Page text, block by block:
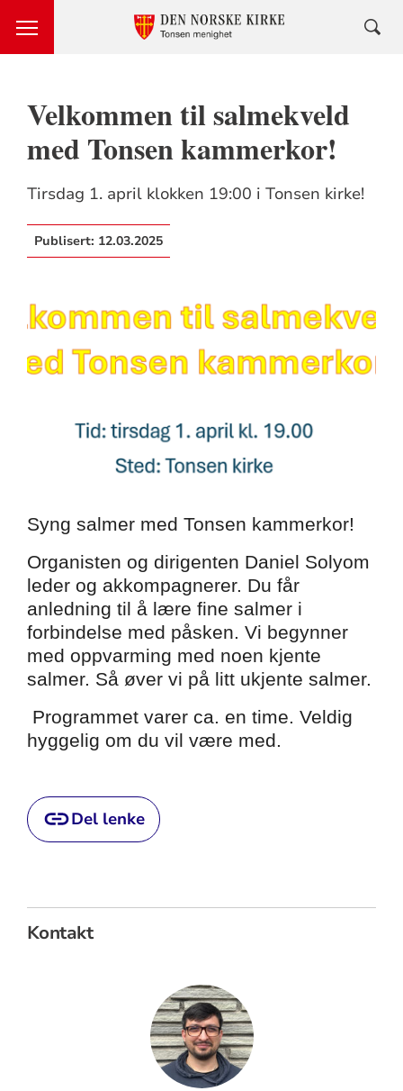
Velkommen til salmekveld
med Tonsen kammerkor!
Tirsdag 1. april klokken 19:00 i Tonsen kirke!
Publisert: 12.03.2025
Syng salmer med Tonsen kammerkor!
Organisten og dirigenten Daniel Solyom
leder og akkompagnerer. Du får
anledning til å lære fine salmer i
forbindelse med påsken. Vi begynner
med oppvarming med noen kjente
salmer. Så øver vi på litt ukjente salmer.
Programmet varer ca. en time. Veldig
hyggelig om du vil være med.
Del lenke
Kontakt